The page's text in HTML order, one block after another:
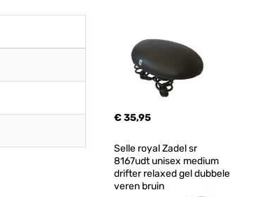
€ 35,95
Selle royal Zadel sr
8167udt unisex medium
drifter relaxed gel dubbele
veren bruin